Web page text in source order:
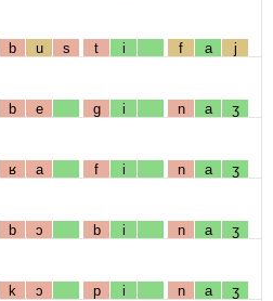
b u s t i f a j
b e g i n a ʒ
ʁ a f i n a ʒ
b ɔ b i n a ʒ
k ɔ p i n a ʒ